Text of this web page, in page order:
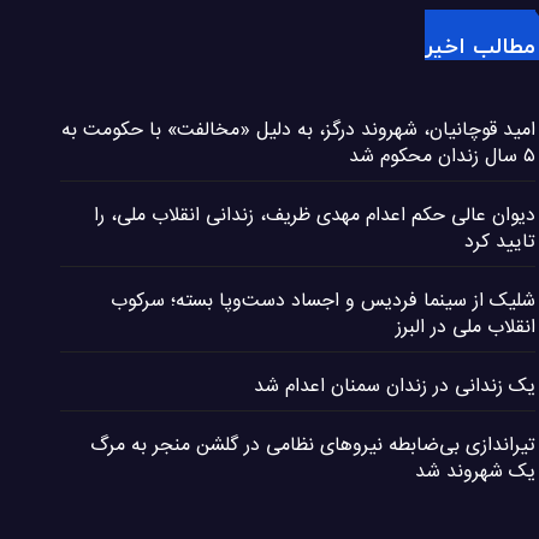
مطالب اخیر
امید قوچانیان، شهروند درگز، به دلیل «مخالفت» با حکومت به
۵ سال زندان محکوم شد
دیوان عالی حکم اعدام مهدی ظریف، زندانی انقلاب ملی، را
تایید کرد
شلیک از سینما فردیس و اجساد دست‌وپا بسته؛ سرکوب
انقلاب ملی در البرز
یک زندانی در زندان سمنان اعدام شد
تیراندازی بی‌ضابطه نیروهای نظامی در گلشن منجر به مرگ
یک شهروند شد